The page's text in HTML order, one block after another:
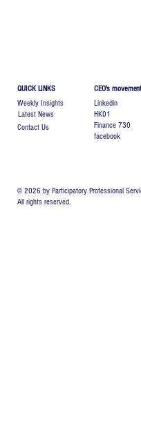
QUICK LINKS
Weekly Insights
Latest News
Contact Us
CEO's
Linkedin
HK01
Finance 730
facebook
© 2026 by Participatory Professional
All rights reserved.